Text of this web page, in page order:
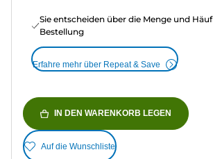
Sie entscheiden über die Menge und
Bestellung
Erfahre mehr über Repeat & Save
IN DEN WARENKORB LEGEN
Auf die Wunschliste